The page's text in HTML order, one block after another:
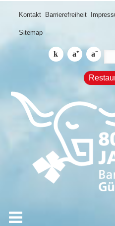
Kontakt Barrierefreiheit
Sitemap